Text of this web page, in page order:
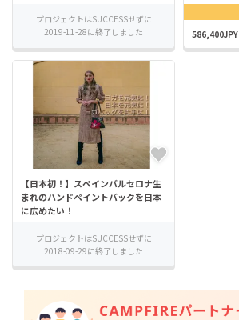
プロジェクトはSUCCESSせずに
2019-11-28に終了しました
586,400JPY
【日本初！】スペインバルセロナ生
まれのハンドペイントバックを日本
に広めたい！
プロジェクトはSUCCESSせずに
2018-09-29に終了しました